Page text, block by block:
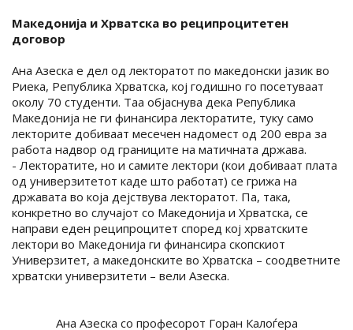
Македонија и Хрватска во реципроцитетен
договор
Ана Азеска е дел од лекторатот по македонски јазик во
Риека, Република Хрватска, кој годишно го посетуваат
околу 70 студенти. Таа објаснува дека Република
Македонија не ги финансира лекторатите, туку само
лекторите добиваат месечен надомест од 200 евра за
работа надвор од границите на матичната држава.
- Лекторатите, но и самите лектори (кои добиваат плата
од универзитетот каде што работат) се грижа на
државата во која дејствува лекторатот. Па, така,
конкретно во случајот со Македонија и Хрватска, се
направи еден реципроцитет според кој хрватските
лектори во Македонија ги финансира скопскиот
Универзитет, а македонските во Хрватска – соодветните
хрватски универзитети – вели Азеска.
Ана Азеска со професорот Горан Калоѓера